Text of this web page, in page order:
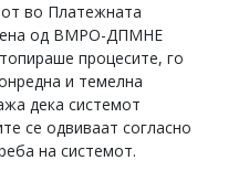
во Платежната
од ВМРО-ДПМНЕ
процесите, го
и темелна
дека системот
се одвиваат согласно
на системот.